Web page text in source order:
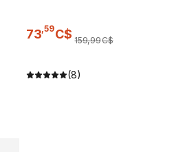
73 59C$ 159,99C$
(8)